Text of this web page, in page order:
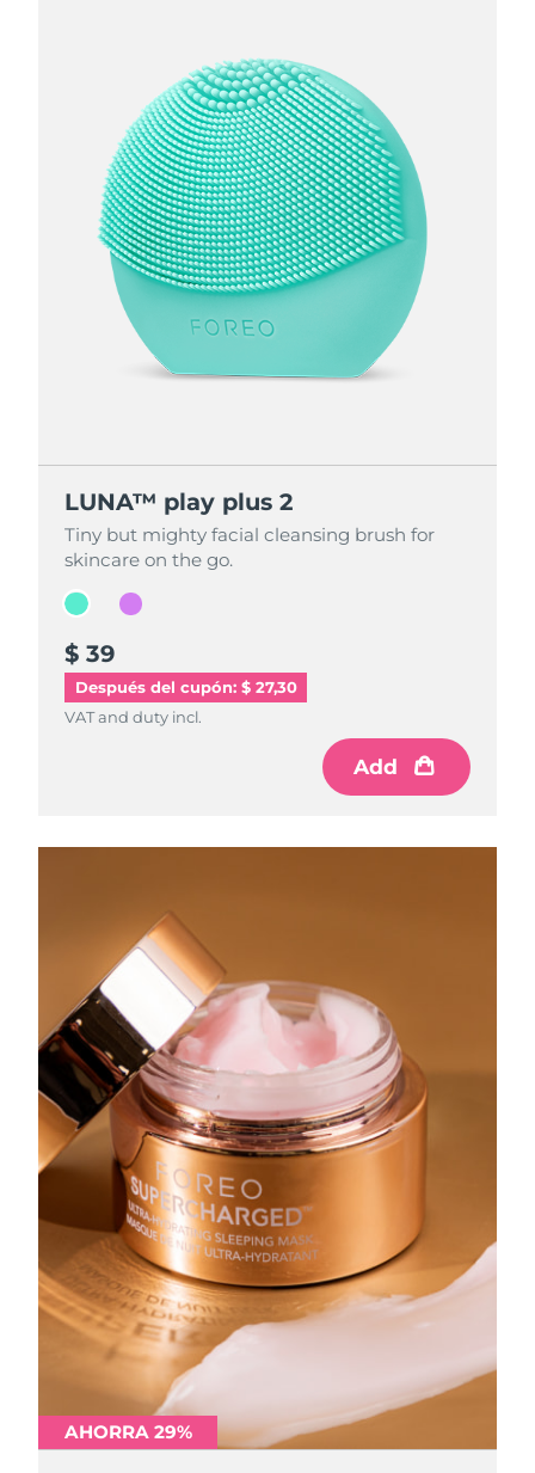
LUNA™ play plus 2
Tiny but mighty facial cleansing brush for
skincare on the go.
$ 39
Después del cupón: $ 27,30
VAT and duty incl.
Add
LUNA™ play plus 2
Tiny but mighty facial cleansing brush for
skincare on the go.
$ 39
VAT and duty incl.
Add
AHORRA 29%